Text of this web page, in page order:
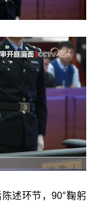
述环节，90°鞠躬